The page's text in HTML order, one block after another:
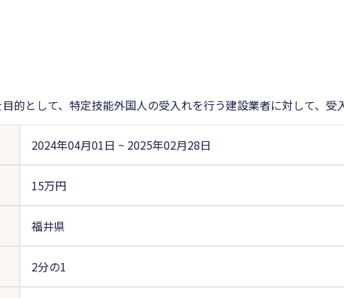
的として、特定技能外国人の受入れを行う建設業者に対して、受
2024年04月01日 ~ 2025年02月28日
15万円
福井県
2分の1